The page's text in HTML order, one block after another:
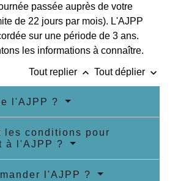
passée auprès de votre
de 22 jours par mois). L'AJPP
sur une période de 3 ans.
les informations à connaître.
Tout replier keyboard_arrow_up Tout déplier keyboard_arrow_down
l'AJPP ?
les conditions pour
à l'AJPP ?
l'AJPP ?